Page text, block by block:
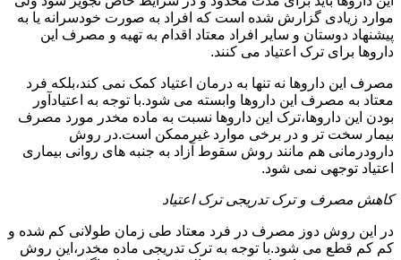
موارد زیادی گزارش شده است که افراد به صورت خودسرانه یا به
پیشنهاد دوستان و سایر افراد معتاد اقدام به تهیه و مصرف این
داروها برای ترک اعتیاد می کنند.
مصرف این داروها نه تنها به درمان اعتیاد کمک نمی کند،بلکه فرد
معتاد به مصرف این داروها وابسته می شود.با توجه به اعتیادآور
بودن این داروها،ترک این داروها نسبت به ماده مخدر مورد مصرف
بیمار سخت تر و در برخی موارد غیرممکن است.در روش
دارودرمانی هم مانند روش سقوط آزاد به جنبه های روانی بیماری
اعتیاد توجهی نمی شود.
کاهش مصرف و ترک تدریجی ترک اعتیاد
در این روش دوز مصرف در فرد معتاد طی زمان طولانی کم شده و
کم کم قطع می شود.با توجه به ترک تدریجی ماده مخدر،این روش